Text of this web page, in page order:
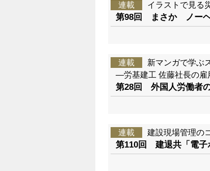
連載 イラストで見る
第98回 まさか ノーヘ
連載
新マンガで学ぶ
―労基建工 佐藤社長の
第28回 外国人労働者
連載 建設現場管理の
第110回 建退共「電子